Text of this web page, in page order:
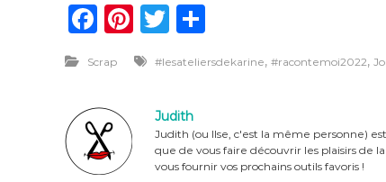
F
c
e
b
o
Pi
n
te
re
st
T
it
te
r
ta
er
Scrap #lesateliersdekarine, #racontemoi2022,
Judith
Judith (ou Ilse, c'est la même personne)
que de vous faire découvrir les plaisirs de
vous fournir vos prochains outils favoris !